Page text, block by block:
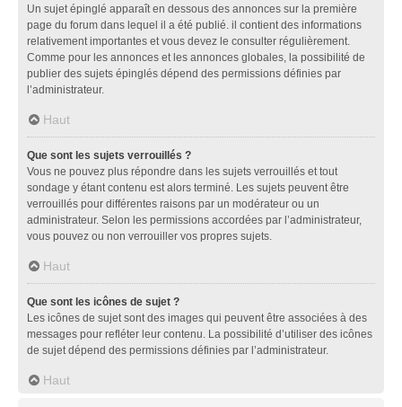
Un sujet épinglé apparaît en dessous des annonces sur la première
page du forum dans lequel il a été publié. il contient des informations
relativement importantes et vous devez le consulter régulièrement.
Comme pour les annonces et les annonces globales, la possibilité de
publier des sujets épinglés dépend des permissions définies par
l’administrateur.
Haut
Que sont les sujets verrouillés ?
Vous ne pouvez plus répondre dans les sujets verrouillés et tout
sondage y étant contenu est alors terminé. Les sujets peuvent être
verrouillés pour différentes raisons par un modérateur ou un
administrateur. Selon les permissions accordées par l’administrateur,
vous pouvez ou non verrouiller vos propres sujets.
Haut
Que sont les icônes de sujet ?
Les icônes de sujet sont des images qui peuvent être associées à des
messages pour refléter leur contenu. La possibilité d’utiliser des icônes
de sujet dépend des permissions définies par l’administrateur.
Haut